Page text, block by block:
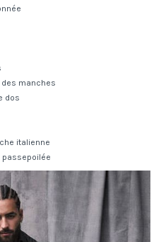
manches
dos
italienne
passepoilée